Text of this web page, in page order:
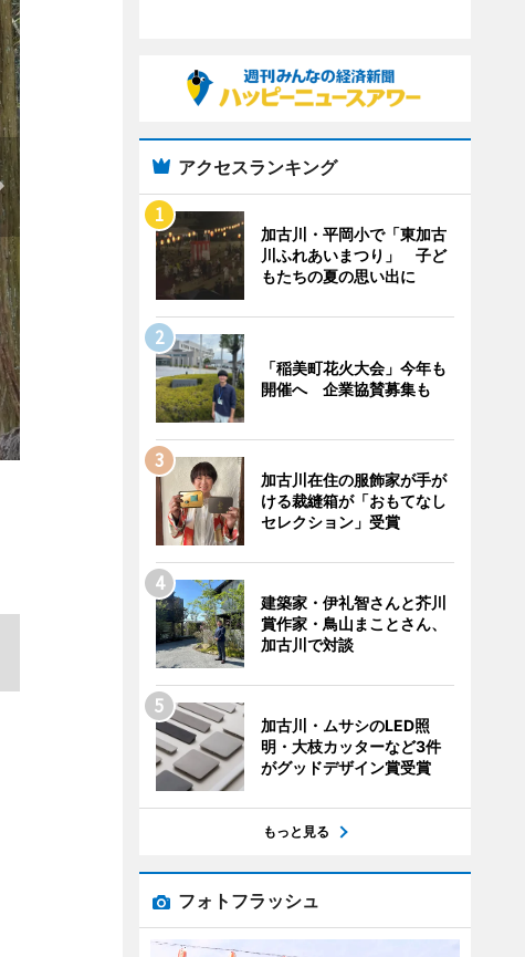
アクセスランキング
加古川・平岡小で「東加古
川ふれあいまつり」 子ど
もたちの夏の思い出に
「稲美町花火大会」今年も
開催へ 企業協賛募集も
加古川在住の服飾家が手が
ける裁縫箱が「おもてなし
セレクション」受賞
建築家・伊礼智さんと芥川
賞作家・鳥山まことさん、
加古川で対談
加古川・ムサシのLED照
明・大枝カッターなど3件
がグッドデザイン賞受賞
もっと見る
フォトフラッシュ